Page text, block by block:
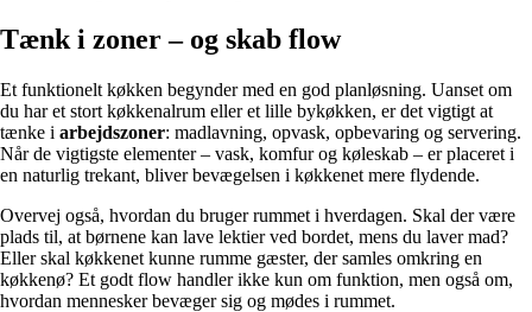
Tænk i zoner – og skab flow
Et funktionelt køkken begynder med en god planløsning. Uanset om
du har et stort køkkenalrum eller et lille bykøkken, er det vigtigt at
tænke i arbejdszoner: madlavning, opvask, opbevaring og servering.
Når de vigtigste elementer – vask, komfur og køleskab – er placeret i
en naturlig trekant, bliver bevægelsen i køkkenet mere flydende.
Overvej også, hvordan du bruger rummet i hverdagen. Skal der være
plads til, at børnene kan lave lektier ved bordet, mens du laver mad?
Eller skal køkkenet kunne rumme gæster, der samles omkring en
køkkenø? Et godt flow handler ikke kun om funktion, men også om,
hvordan mennesker bevæger sig og mødes i rummet.